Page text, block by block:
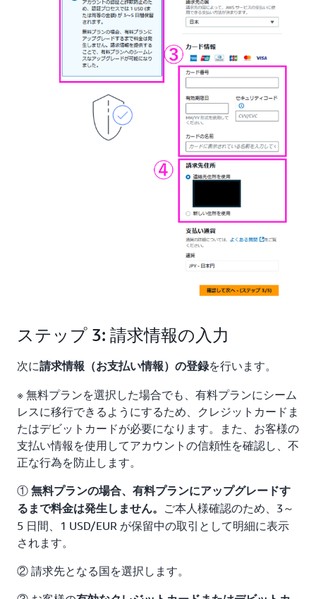
ステップ 3: 請求情報の入力
次に請求情報（お支払い情報）の登録を行います。
※ 無料プランを選択した場合でも、有料プランにシーム
レスに移行できるようにするため、クレジットカードま
たはデビットカードが必要になります。また、お客様の
支払い情報を使用してアカウントの信頼性を確認し、不
正な行為を防止します。
① 無料プランの場合、有料プランにアップグレードす
るまで料金は発生しません。
ご本人様確認のため、3～
5 日間、1 USD/EUR が保留中の取引として明細に表示
されます。
② 請求先となる国を選択します。